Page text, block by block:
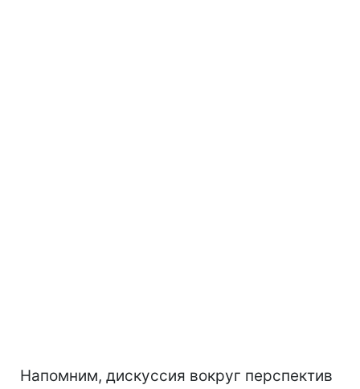
Напомним, дискуссия вокруг перспектив